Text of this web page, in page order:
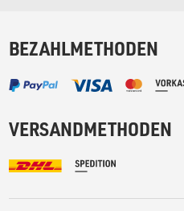
BEZAHLMETHODEN
VERSANDMETHODEN